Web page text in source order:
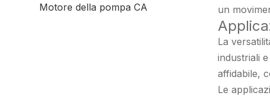
Motore della pompa CA
un
La
industriali
affidabile,
Le